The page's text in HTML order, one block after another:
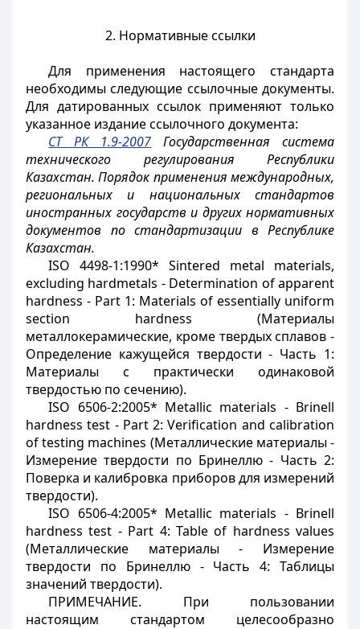
2. Нормативные ссылки
Для применения настоящего стандарта
необходимы следующие ссылочные документы.
Для датированных ссылок применяют только
указанное издание ссылочного документа:
СТ РК 1.9-2007 Государственная система
технического регулирования Республики
Казахстан. Порядок применения международных,
региональных и национальных стандартов
иностранных государств и других нормативных
документов по стандартизации в Республике
Казахстан.
ISO 4498-1:1990* Sintered metal materials,
excluding hardmetals - Determination of apparent
hardness - Part 1: Materials of essentially uniform
section hardness (Материалы
металлокерамические, кроме твердых сплавов -
Определение кажущейся твердости - Часть 1:
Материалы с практически одинаковой
твердостью по сечению).
ISO 6506-2:2005* Metallic materials - Brinell
hardness test - Part 2: Verification and calibration
of testing machines (Металлические материалы -
Измерение твердости по Бринеллю - Часть 2:
Поверка и калибровка приборов для измерений
твердости).
ISO 6506-4:2005* Metallic materials - Brinell
hardness test - Part 4: Table of hardness values
(Металлические материалы - Измерение
твердости по Бринеллю - Часть 4: Таблицы
значений твердости).
ПРИМЕЧАНИЕ. При пользовании
настоящим стандартом целесообразно